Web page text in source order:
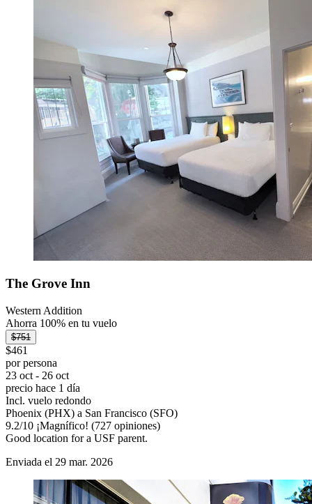
The Grove Inn
Western Addition
Ahorra 100% en tu vuelo
$751
$461
por persona
23 oct - 26 oct
precio hace 1 día
Incl. vuelo redondo
Phoenix (PHX) a San Francisco (SFO)
9.2/10 ¡Magnífico! (727 opiniones)
Good location for a USF parent.
Enviada el 29 mar. 2026